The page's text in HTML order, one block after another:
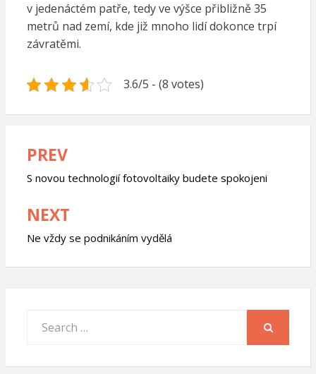
v jedenáctém patře, tedy ve výšce přibližně 35
metrů nad zemí, kde již mnoho lidí dokonce trpí
závratěmi.
3.6/5 - (8 votes)
Navigace
pro
příspěvek
PREV
S novou technologií fotovoltaiky budete spokojeni
NEXT
Ne vždy se podnikáním vydělá
for: